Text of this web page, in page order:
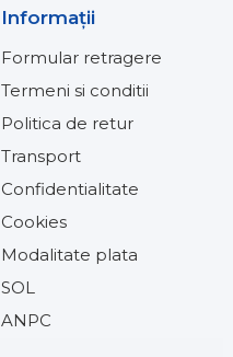
Informaţii
Formular retragere
Termeni si conditii
Politica de retur
Transport
Confidentialitate
Cookies
Modalitate plata
SOL
ANPC